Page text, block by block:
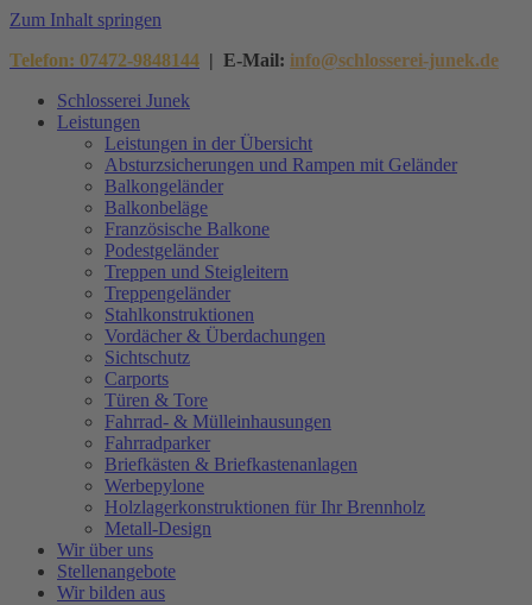
Zum Inhalt springen
Telefon: 07472-9848144 | E-Mail: info@schlosserei-junek.de
Schlosserei Junek
Leistungen
Leistungen in der Übersicht
Absturzsicherungen und Rampen mit Geländer
Balkongeländer
Balkonbeläge
Französische Balkone
Podestgeländer
Treppen und Steigleitern
Treppengeländer
Stahlkonstruktionen
Vordächer & Überdachungen
Sichtschutz
Carports
Türen & Tore
Fahrrad- & Mülleinhausungen
Fahrradparker
Briefkästen & Briefkastenanlagen
Werbepylone
Holzlagerkonstruktionen für Ihr Brennholz
Metall-Design
Wir über uns
Stellenangebote
Wir bilden aus